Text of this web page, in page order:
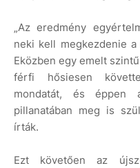
„Az eredmény
neki kell megkezdenie
Eközben egy emelt
férfi hősiesen
mondatát, és éppen
pillanatában meg is
írták.
Ezt követően az